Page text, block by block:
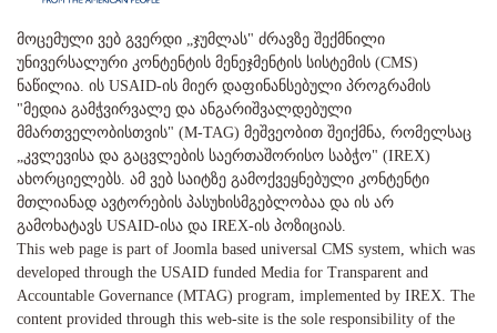
მოცემული ვებ გვერდი „ჯუმლას" ძრავზე შექმნილი
უნივერსალური კონტენტის მენეჯმენტის სისტემის (CMS)
ნაწილია. ის USAID-ის მიერ დაფინანსებული პროგრამის
"მედია გამჭვირვალე და ანგარიშვალდებული
მმართველობისთვის" (M-TAG) მეშვეობით შეიქმნა, რომელსაც
„კვლევისა და გაცვლების საერთაშორისო საბჭო" (IREX)
ახორციელებს. ამ ვებ საიტზე გამოქვეყნებული კონტენტი
მთლიანად ავტორების პასუხისმგებლობაა და ის არ
გამოხატავს USAID-ისა და IREX-ის პოზიციას.
This web page is part of Joomla based universal CMS system, which was
developed through the USAID funded Media for Transparent and
Accountable Governance (MTAG) program, implemented by IREX. The
content provided through this web-site is the sole responsibility of the